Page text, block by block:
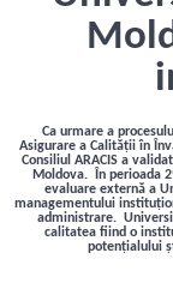
Ca urmare a
Asigurare a Calității în
Consiliul ARACIS a
Moldova. În perioada
evaluare externă a
managementului
administrare.
calitatea fiind o
potențialului